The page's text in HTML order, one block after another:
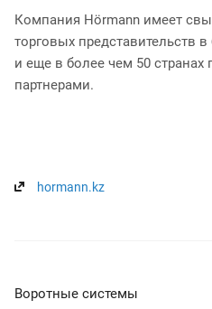
Компания Hörmann имеет
торговых представительств
и еще в более чем 50 странах
партнерами.
hormann.kz
Воротные системы